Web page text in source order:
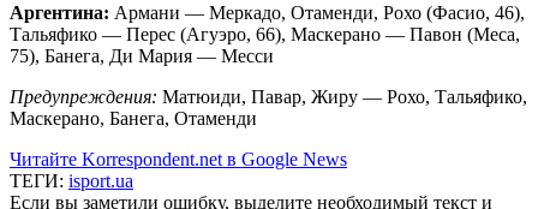
Аргентина: Армани — Меркадо, Отаменди, Рохо (Фасио, 46),
Тальяфико — Перес (Агуэро, 66), Маскерано — Павон (Меса,
75), Банега, Ди Мария — Месси
Предупреждения: Матюиди, Павар, Жиру — Рохо, Тальяфико,
Маскерано, Банега, Отаменди
Читайте Korrespondent.net в Google News
ТЕГИ: isport.ua
Если вы заметили ошибку, выделите необходимый текст и